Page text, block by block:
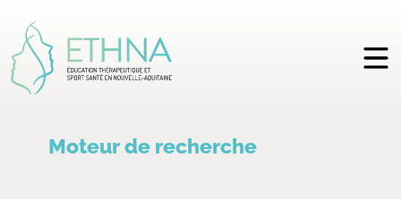
Moteur de recherche